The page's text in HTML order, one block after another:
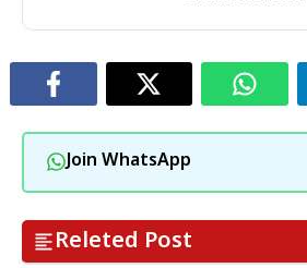
Join WhatsApp
Releted Post